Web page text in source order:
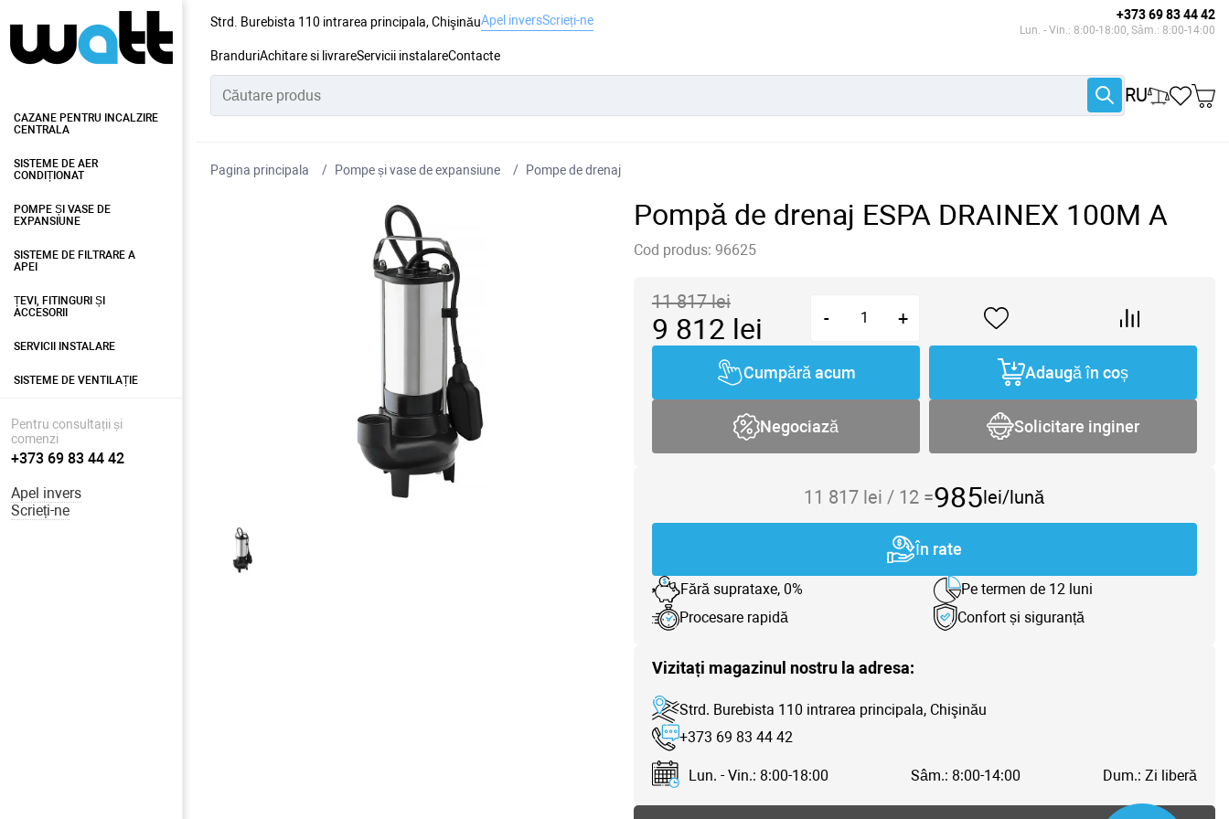
Strd. Burebista 110 intrarea principala, ChişinăuApel inversScrieți-ne +373 69 83 44 42
Lun. - Vin.: 8:00-18:00, Sâm.: 8:00-14:00
BranduriAchitare si livrareServicii instalareContacte
RU
CAZANE PENTRU INCALZIRE
CENTRALA
SISTEME DE AER
CONDIȚIONAT
POMPE ȘI VASE DE
EXPANSIUNE
SISTEME DE FILTRARE A
APEI
ȚEVI, FITINGURI ȘI
ACCESORII
SERVICII INSTALARE
SISTEME DE VENTILAȚIE
Pentru consultații și
comenzi
+373 69 83 44 42
Apel invers
Scrieți-ne
Pagina principala Pompe și vase de expansiune Pompe de drenaj
Pompă de drenaj ESPA DRAINEX 100M A
Cod produs: 96625
11 817lei
9 812 lei - +
Cumpără acum Adaugă în coș
Negociază Solicitare inginer
11 817 lei / 12 =985lei/lună
În rate
Fără suprataxe, 0%
Pe termen de 12 luni
Procesare rapidă
Confort și siguranță
Vizitați magazinul nostru la adresa:
Strd. Burebista 110 intrarea principala, Chişinău
+373 69 83 44 42
Lun. - Vin.: 8:00-18:00 Sâm.: 8:00-14:00 Dum.: Zi liberă